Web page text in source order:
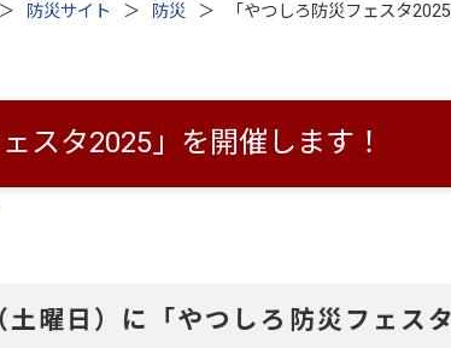
防災サイト 防災 「やつしろ防災フェスタ
スタ2025」を開催します！
土曜日）に「やつしろ防災フェス